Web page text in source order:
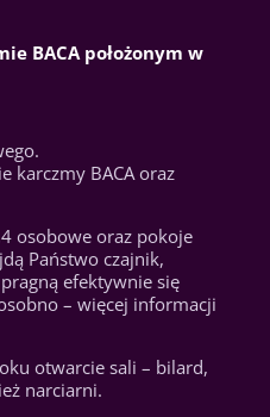
BACA położonym w
karczmy BACA oraz
osobowe oraz pokoje
Państwo czajnik,
efektywnie się
– więcej informacji
otwarcie sali – bilard,
narciarni.